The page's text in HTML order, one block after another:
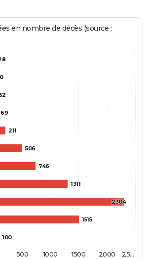
en nombre de décès (source :
69
211
506
746
1311
2304
1515
100
500 1000 1500 2000 25…